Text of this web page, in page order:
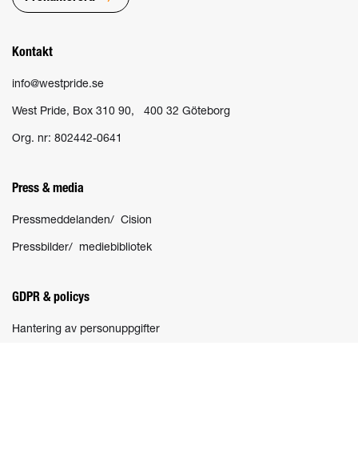
Kontakt
info@westpride.se
West Pride, Box 310 90, 400 32 Göteborg
Org. nr: 802442-0641
Press & media
Pressmeddelanden/ Cision
Pressbilder/ mediebibliotek
GDPR & policys
Hantering av personuppgifter